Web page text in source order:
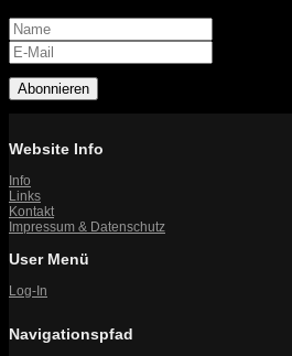
Abonnieren
Website Info
Info
Links
Kontakt
Impressum & Datenschutz
User Menü
Log-In
Navigationspfad